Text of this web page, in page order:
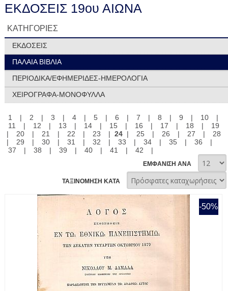
ΕΚΔΟΣΕΙΣ 19ου ΑΙΩΝΑ
ΚΑΤΗΓΟΡΙΕΣ
ΕΚΔΟΣΕΙΣ
ΠΑΛΑΙΑ ΒΙΒΛΙΑ
ΠΕΡΙΟΔΙΚΑ/ΕΦΗΜΕΡΙΔΕΣ-ΗΜΕΡΟΛΟΓΙΑ
ΧΕΙΡΟΓΡΑΦΑ-ΜΟΝΟΦΥΛΛΑ
1 | 2 | 3 | 4 | 5 | 6 | 7 | 8 | 9 | 10
|
11
| 12 | 13 | 14 | 15 | 16 | 17 | 18 |
19
|
20 | 21 | 22 | 23 | 24| 25 | 26 | 27 |
28
|
29 | 30 | 31 | 32 | 33 | 34 | 35 | 36
|
37
| 38 | 39 | 40 | 41 | 42 |
ΕΜΦΑΝΙΣΗ ΑΝΑ
ΤΑΞΙΝΟΜΗΣΗ ΚΑΤΑ
-50%